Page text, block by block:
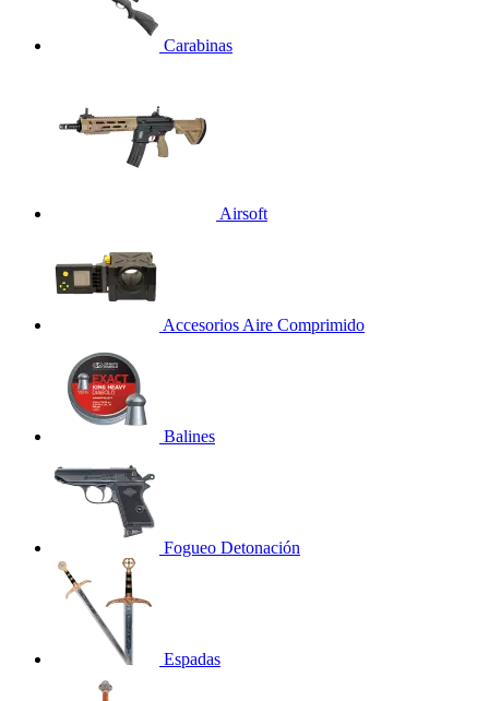
Carabinas
Airsoft
Accesorios Aire Comprimido
Balines
Fogueo Detonación
Espadas